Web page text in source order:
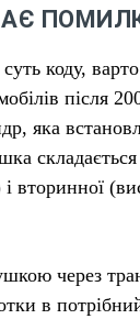
коду,
після
яка
вторинної
через
в